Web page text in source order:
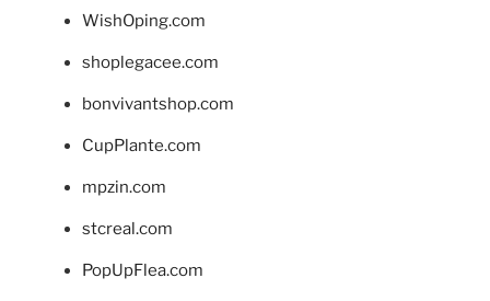
WishOping.com
shoplegacee.com
bonvivantshop.com
CupPlante.com
mpzin.com
stcreal.com
PopUpFlea.com